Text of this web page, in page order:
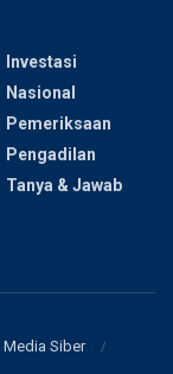
Investasi
Nasional
Pemeriksaan
Pengadilan
Tanya & Jawab
Media Siber